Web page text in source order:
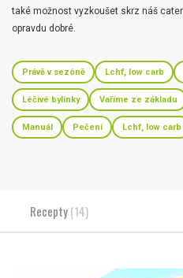
také možnost vyzkoušet skrz náš
opravdu dobré.
Právě v sezóně Lchf, low carb
Léčivé bylinky Vaříme ze základu
Manuál Pečení Lchf, low carb
Recepty(14)